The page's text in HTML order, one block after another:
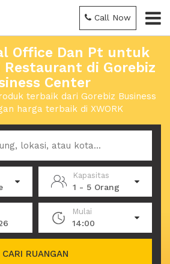
Call Now
Office Dan Pt untuk
Restaurant di Gorebiz
Center
terbaik dari Gorebiz Business
harga terbaik di XWORK
Kapasitas
1 - 5 Orang
Mulai
14:00
CARI RUANGAN